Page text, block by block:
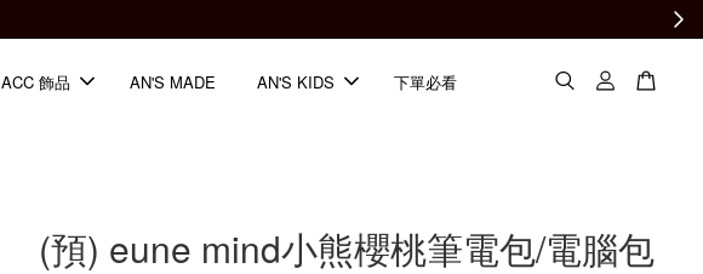
ACC 飾品 AN'S MADE AN'S KIDS 下單必看
(預) eune mind小熊櫻桃筆電包/電腦包